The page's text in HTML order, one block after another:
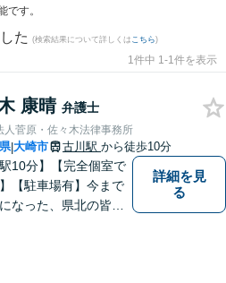
です。
た (検索結果について詳しくは こちら)
1件中 1-1件を表示
康晴 弁護士
人菅原・佐々木法律事務所
|大崎市 古川駅 から徒歩10分
駅10分】【完全個室で
【駐車場有】今まで
なった、県北の皆さ
詳細を見
る